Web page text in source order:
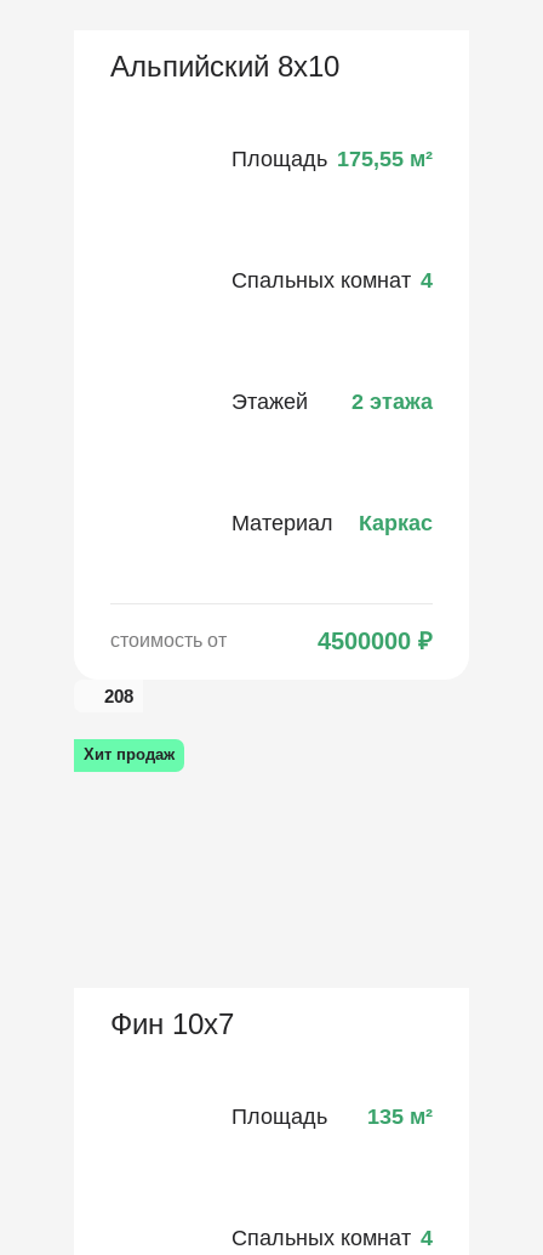
Альпийский 8х10
Площадь 175,55 м²
Спальных комнат 4
Этажей 2 этажа
Материал Каркас
стоимость от 4500000 ₽
208
Фин 10х7
Площадь 135 м²
Спальных комнат 4
Хит продаж